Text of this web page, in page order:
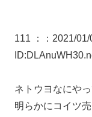
111 ：
：2021/
ネトウヨなにや
明らかにコイツ